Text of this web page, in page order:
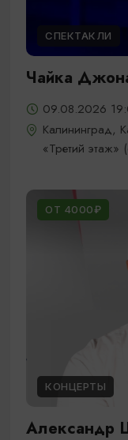
СПЕКТАКЛИ
Чайка
09.08.2026
Калининград,
«Третий
ОТ 4000₽
КОНЦЕРТЫ
Александр